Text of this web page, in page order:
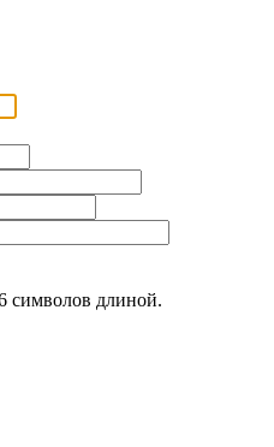
символов длиной.